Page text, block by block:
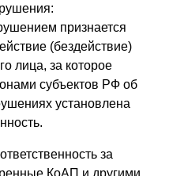
признается
(бездействие)
лица, за которое
субъектов РФ об
установлена
за
КоАП и другими